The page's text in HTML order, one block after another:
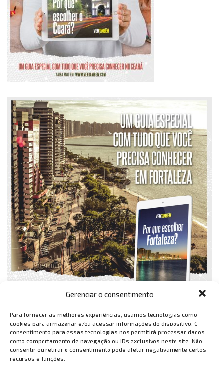
Gerenciar o consentimento
Para fornecer as melhores experiências, usamos tecnologias como
cookies para armazenar e/ou acessar informações do dispositivo. O
consentimento para essas tecnologias nos permitirá processar dados
como comportamento de navegação ou IDs exclusivos neste site. Não
consentir ou retirar o consentimento pode afetar negativamente certos
recursos e funções.